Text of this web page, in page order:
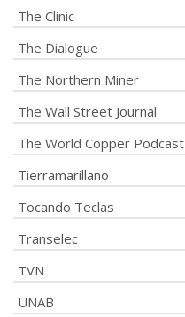
The Clinic
The Dialogue
The Northern Miner
The Wall Street Journal
The World Copper Podcast
Tierramarillano
Tocando Teclas
Transelec
TVN
UNAB